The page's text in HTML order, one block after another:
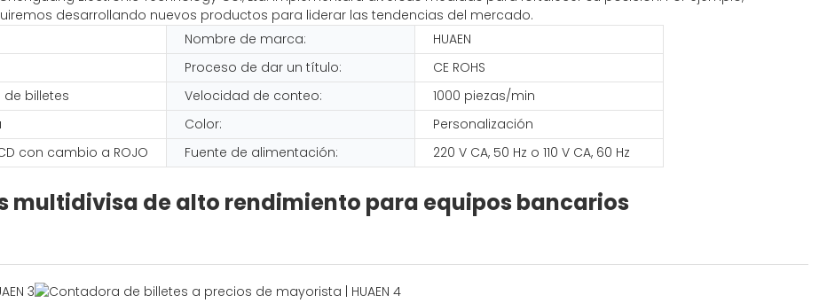
desarrollando nuevos productos para liderar las tendencias del mercado.
Nombre de marca:
HUAEN
Proceso de dar un título:
CE ROHS
billetes Velocidad de conteo:
1000 piezas/min
Color:
Personalización
con cambio a ROJO Fuente de alimentación: 220 V CA, 50 Hz o 110 V CA, 60 Hz
multidivisa de alto rendimiento para equipos bancarios